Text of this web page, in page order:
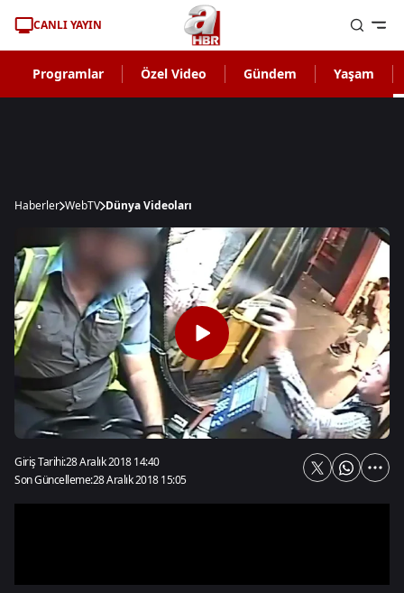
CANLI YAYIN
Programlar Özel Video Gündem Yaşam
Haberler WebTV Dünya Videoları
Giriş Tarihi:28 Aralık 2018 14:40
Son Güncelleme:28 Aralık 2018 15:05